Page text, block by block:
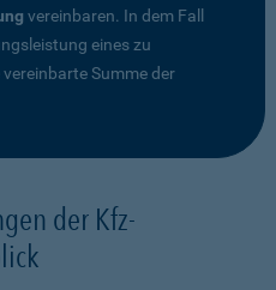
vereinbaren. In dem Fall
eines zu
Summe der
der Kfz-